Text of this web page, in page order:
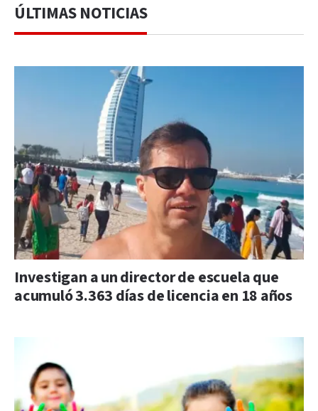
ÚLTIMAS NOTICIAS
Investigan a un director de escuela que
acumuló 3.363 días de licencia en 18 años